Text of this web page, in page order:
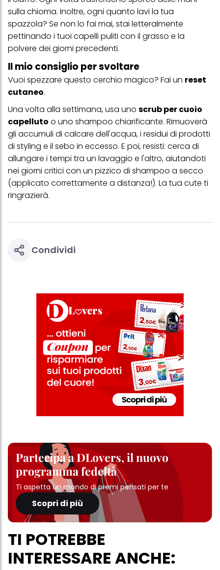
sulla chioma. Inoltre, ogni quanto lavi la tua
spazzola? Se non lo fai mai, stai letteralmente
pettinando i tuoi capelli puliti con il grasso e la
polvere dei giorni precedenti.
Il mio consiglio per svoltare
Vuoi spezzare questo cerchio magico? Fai un reset
cutaneo.
Una volta alla settimana, usa uno scrub per cuoio
capelluto o uno shampoo chiarificante. Rimuoverà
gli accumuli di calcare dell'acqua, i residui di prodotti
di styling e il sebo in eccesso. E poi, resisti: cerca di
allungare i tempi tra un lavaggio e l'altro, aiutandoti
nei giorni critici con un pizzico di shampoo a secco
(applicato correttamente a distanza!). La tua cute ti
ringrazierà.
Condividi
Partecipa a DLovers, il nuovo
programma fedeltà
Ti aspetta un mondo di premi pensati per te
Scopri di più
TI POTREBBE
INTERESSARE ANCHE:
con dati ottenuti da terze parti e altri siti Web. Utilizziamo questi
profili per scopi di marketing personalizzato, in particolare per
visualizzare annunci pubblicitari che potrebbero interessarti
(basati, ad esempio, sui tuoi interessi identificati) su questo sito
web e altri media (di terzi) tramite i dispositivi assegnati a te o
alla tua famiglia, nonché per misurare e ottimizzare il successo
delle campagne pubblicitarie.
Puoi trovare maggiori informazioni sul trattamento dei tuoi dati
nella nostra Informativa sulla protezione dei dati collegata nel piè
di pagina (Sezione "Cookie, Pixel, Impronte digitali e tecnologie
simili"). Puoi revocare il tuo consenso in qualsiasi momento con
sezione "Impostazioni cookie" collegata nel piè di pagina. Per
ulteriori informazioni sui cookie utilizzati su questo sito Web, in
particolare sul loro periodo di conservazione, consultare le
informazioni dettagliate su ciascun cookie disponibili facendo
clic su "modifica" di seguito".
Se fai clic su "Modifica" potrai trovare maggiori informazioni sul
trattamento dei tuoi dati / sull'uso dei cookie e consentirli per uno o
più degli scopi sopra menzionati. Cliccando su "Accetta tutto",
acconsenti all'uso dei cookie e al trattamento dei tuoi dati
personali per tutte le finalità sopra indicate. Se fai clic su "Rifiuta",
verranno utilizzati solo i cookie tecnicamente necessari per fornirti